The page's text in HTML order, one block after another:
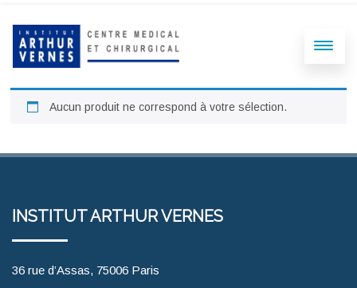
Aucun produit ne correspond à votre sélection.
INSTITUT ARTHUR VERNES
36 rue d’Assas, 75006 Paris